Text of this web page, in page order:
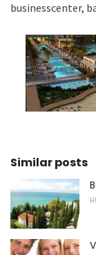
businesscenter,
Similar posts